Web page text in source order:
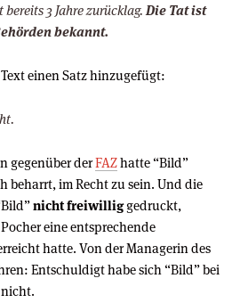
3 Jahre zurücklag. Die Tat ist
bekannt.
einen Satz hinzugefügt:
gegenüber derFAZhatte “Bild”
beharrt, im Recht zu sein. Und die
nicht freiwilliggedruckt,
eine entsprechende
hatte. Von der Managerin des
Entschuldigt habe sich “Bild” bei
nicht.